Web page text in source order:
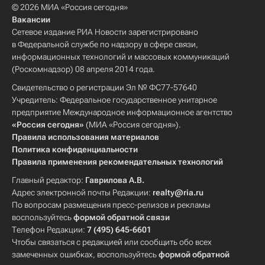
© 2026 МИА «Россия сегодня»
Вакансии
Сетевое издание РИА Новости зарегистрировано
в Федеральной службе по надзору в сфере связи,
информационных технологий и массовых коммуникаций
(Роскомнадзор) 08 апреля 2014 года.
Свидетельство о регистрации Эл № ФС77-57640
Учредитель: Федеральное государственное унитарное
предприятие Международное информационное агентство
«Россия сегодня» (МИА «Россия сегодня»).
Правила использования материалов
Политика конфиденциальности
Правила применения рекомендательных технологий
Главный редактор: Гаврилова А.В.
Адрес электронной почты Редакции: realty@ria.ru
По вопросам размещения пресс-релизов и рекламы
воспользуйтесьформой обратной связи
Телефон Редакции: 7 (495) 645-6601
Чтобы связаться с редакцией или сообщить обо всех
замеченных ошибках, воспользуйтесьформой обратной